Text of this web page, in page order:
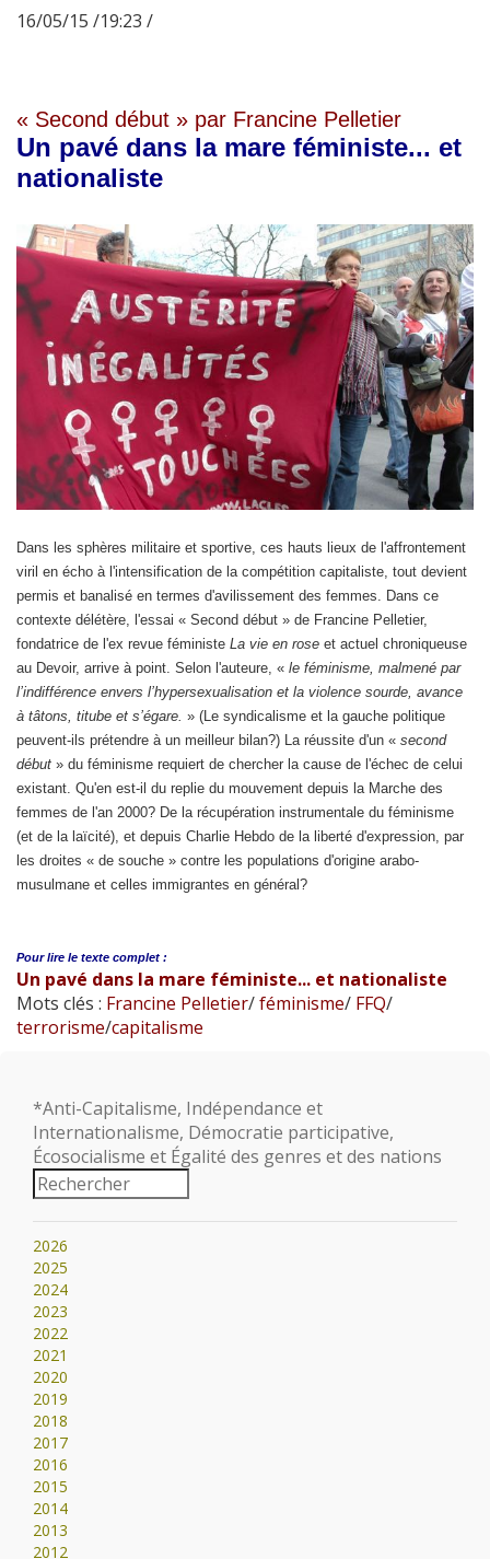
16/05/15 /19:23 /
« Second début » par Francine Pelletier
Un pavé dans la mare féministe... et
nationaliste
Dans les sphères militaire et sportive, ces hauts lieux de l'affrontement
viril en écho à l'intensification de la compétition capitaliste, tout devient
permis et banalisé en termes d'avilissement des femmes. Dans ce
contexte délétère, l'essai « Second début » de Francine Pelletier,
fondatrice de l'ex revue féministe La vie en rose et actuel chroniqueuse
au Devoir, arrive à point. Selon l'auteure, « le féminisme, malmené par
l’indifférence envers l’hypersexualisation et la violence sourde, avance
à tâtons, titube et s’égare. » (Le syndicalisme et la gauche politique
peuvent-ils prétendre à un meilleur bilan?) La réussite d'un « second
début » du féminisme requiert de chercher la cause de l'échec de celui
existant. Qu'en est-il du replie du mouvement depuis la Marche des
femmes de l'an 2000? De la récupération instrumentale du féminisme
(et de la laïcité), et depuis Charlie Hebdo de la liberté d'expression, par
les droites « de souche » contre les populations d'origine arabo-
musulmane et celles immigrantes en général?
Pour lire le texte complet :
Un pavé dans la mare féministe... et nationaliste
Mots clés : Francine Pelletier/féminisme/ FFQ/
terrorisme/capitalisme
*Anti-Capitalisme, Indépendance et
Internationalisme, Démocratie participative,
Écosocialisme et Égalité des genres et des nations
2026
2025
2024
2023
2022
2021
2020
2019
2018
2017
2016
2015
2014
2013
2012